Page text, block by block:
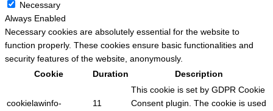
Necessary
Always Enabled
Necessary cookies are absolutely essential for the website to
function properly. These cookies ensure basic functionalities and
security features of the website, anonymously.
Cookie
Duration Description
cookielawinfo-
11
This cookie is set by GDPR Cookie
Consent plugin. The cookie is used